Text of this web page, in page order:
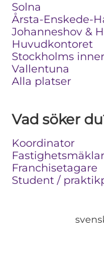
Solna
Årsta-Enskede-
Johanneshov &
Huvudkontoret
Stockholms
Vallentuna
Alla platser
Vad söker
Koordinator
Franchisetagare
Student /